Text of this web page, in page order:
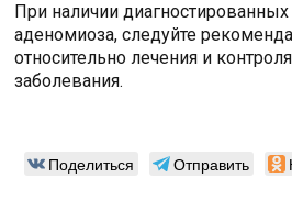
При наличии
аденомиоза, следуйте
относительно лечения и
заболевания.
Поделиться Отправить